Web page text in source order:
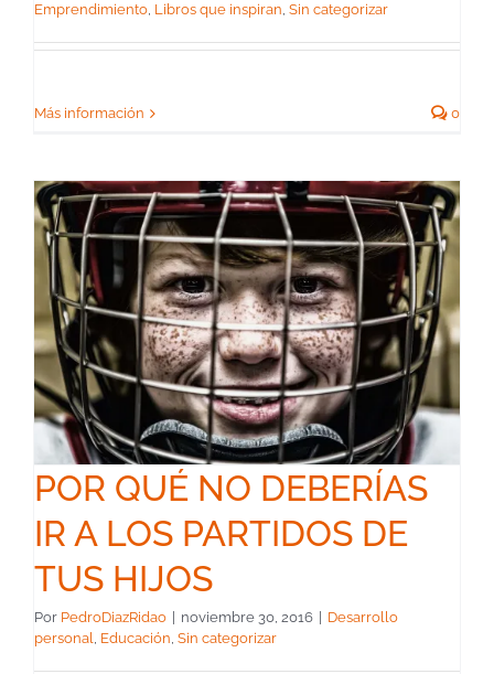
Emprendimiento, Libros que inspiran, Sin categorizar
Más información 0
POR QUÉ NO DEBERÍAS
IR A LOS PARTIDOS DE
TUS HIJOS
Por PedroDiazRidao noviembre 30, 2016
Desarrollo
personal, Educación, Sin categorizar